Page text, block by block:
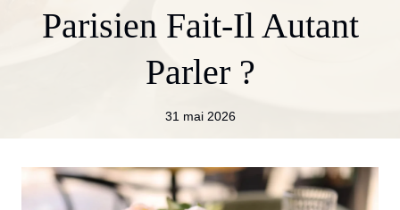
Parisien Fait-Il Autant
Parler ?
31 mai 2026